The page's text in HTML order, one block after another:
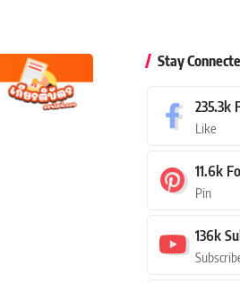
Stay
235.3k
Like
11.6k
Pin
136k